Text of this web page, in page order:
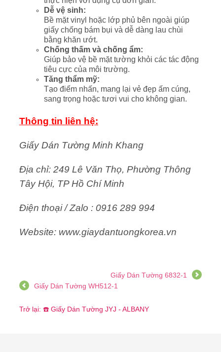
Dễ vệ sinh:
Bề mặt vinyl hoặc lớp phủ bên ngoài giúp
giấy chống bám bụi và dễ dàng lau chùi
bằng khăn ướt.
Chống thấm và chống ẩm:
Giúp bảo vệ bề mặt tường khỏi các tác động
tiêu cực của môi trường.
Tăng thẩm mỹ:
Tạo điểm nhấn, mang lại vẻ đẹp ấm cúng,
sang trọng hoặc tươi vui cho không gian.
Thông tin liên hệ:
Giấy Dán Tường Minh Khang
Địa chỉ: 249 Lê Văn Thọ, Phường Thông
Tây Hội, TP Hồ Chí Minh
Điện thoại / Zalo : 0916 289 994
Website: www.giaydantuongkorea.vn
Giấy Dán Tường 6832-1
Giấy Dán Tường WH512-1
Trở lại: ☎️ Giấy Dán Tường JYJ - ALBANY